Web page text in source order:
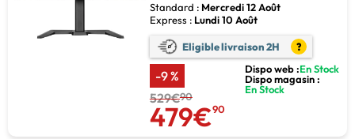
Standard : Mercredi 12 Août
Express : Lundi 10 Août
Eligible livraison 2H ?
-9 %
529€90
479€90
Dispo web :En Stock
Dispo magasin :
En Stock